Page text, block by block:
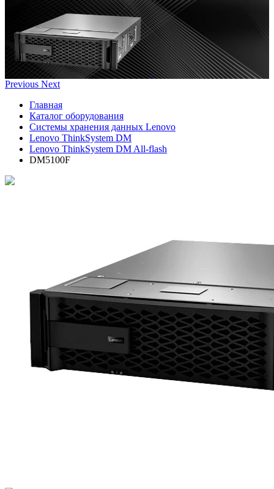
Previous Next
Главная
Каталог оборудования
Системы хранения данных Lenovo
Lenovo ThinkSystem DM
Lenovo ThinkSystem DM All-flash
DM5100F